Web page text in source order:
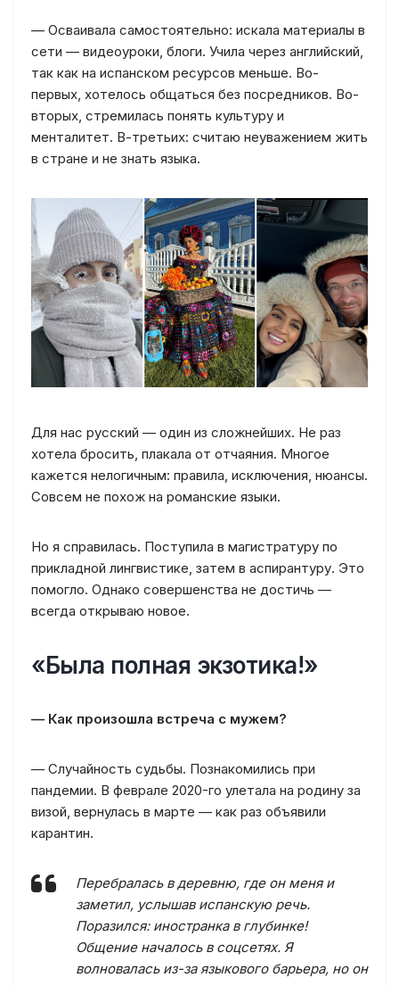
— Осваивала самостоятельно: искала материалы в
сети — видеоуроки, блоги. Учила через английский,
так как на испанском ресурсов меньше. Во-
первых, хотелось общаться без посредников. Во-
вторых, стремилась понять культуру и
менталитет. В-третьих: считаю неуважением жить
в стране и не знать языка.
Для нас русский — один из сложнейших. Не раз
хотела бросить, плакала от отчаяния. Многое
кажется нелогичным: правила, исключения, нюансы.
Совсем не похож на романские языки.
Но я справилась. Поступила в магистратуру по
прикладной лингвистике, затем в аспирантуру. Это
помогло. Однако совершенства не достичь —
всегда открываю новое.
«Была полная экзотика!»
— Как произошла встреча с мужем?
— Случайность судьбы. Познакомились при
пандемии. В феврале 2020-го улетала на родину за
визой, вернулась в марте — как раз объявили
карантин.
Перебралась в деревню, где он меня и
заметил, услышав испанскую речь.
Поразился: иностранка в глубинке!
Общение началось в соцсетях. Я
волновалась из-за языкового барьера, но он